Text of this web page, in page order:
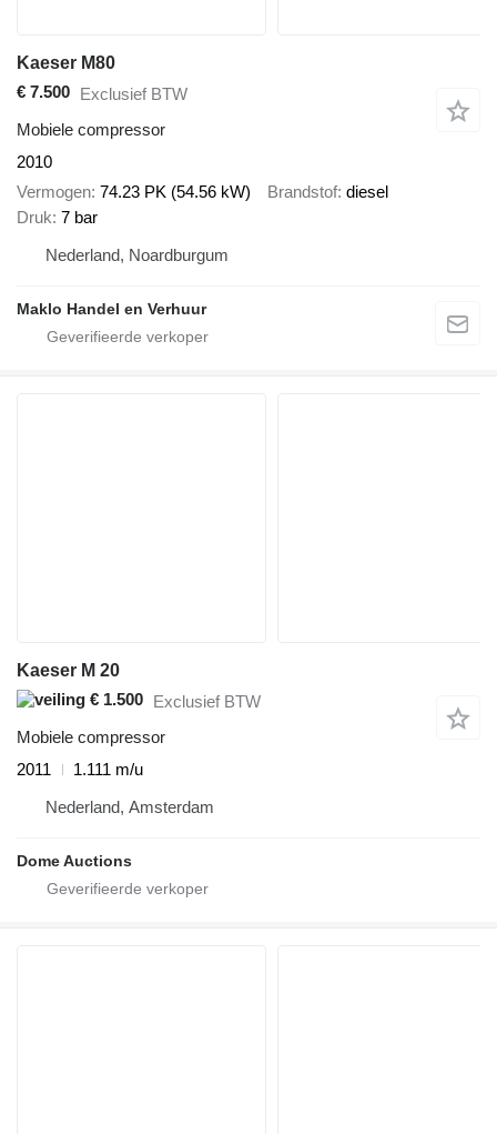
Kaeser M80
€ 7.500 Exclusief BTW
Mobiele compressor
2010
Vermogen 74.23 PK (54.56 kW) Brandstof diesel
Druk 7 bar
Nederland, Noardburgum
Maklo Handel en Verhuur
Kaeser M 20
€ 1.500 Exclusief BTW
Mobiele compressor
2011
1.111 m/u
Nederland, Amsterdam
Dome Auctions